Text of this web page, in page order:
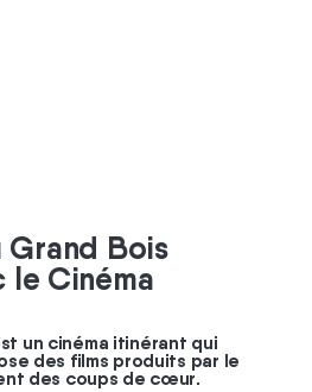
Grand Bois
le Cinéma
un cinéma itinérant qui
des films produits par le
des coups de cœur.